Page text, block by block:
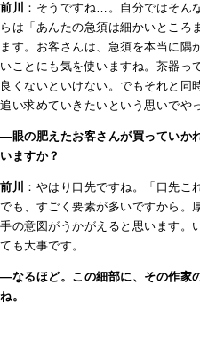
前川
：そうですね…。自分ではそん
らは「あんたの急須は細かいところ
ます。お客さんは、急須を本当に隅
いことにも気を使いますね。茶器っ
良くないといけない。でもそれと同
追い求めていきたいという思いでや
―眼の肥えたお客さんが買っていか
いますか？
前川
：やはり口先ですね。「口先
でも、すごく要素が多いですから。
手の意図がうかがえると思います。
ても大事です。
―なるほど。この細部に、その作家
ね。